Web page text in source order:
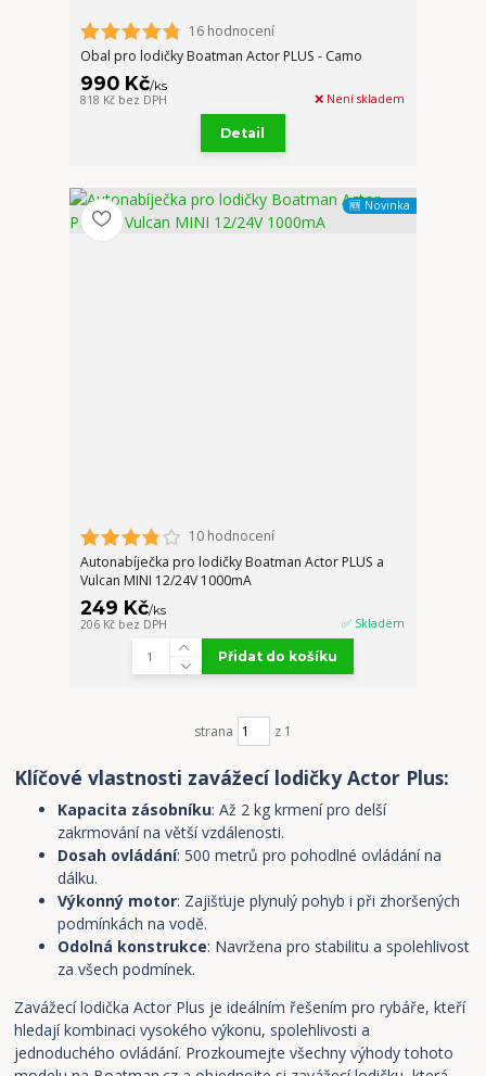
16 hodnocení
Obal pro lodičky Boatman Actor PLUS - Camo
990 Kč/ks
818 Kč bez DPH ❌ Není skladem
Detail
🆕 Novinka
10 hodnocení
Autonabíječka pro lodičky Boatman Actor PLUS a
Vulcan MINI 12/24V 1000mA
249 Kč/ks
206 Kč bez DPH ✅ Skladem
Přidat do košíku
strana z 1
Klíčové vlastnosti zavážecí lodičky Actor Plus:
Kapacita zásobníku: Až 2 kg krmení pro delší
zakrmování na větší vzdálenosti.
Dosah ovládání: 500 metrů pro pohodlné ovládání na
dálku.
Výkonný motor: Zajišťuje plynulý pohyb i při zhoršených
podmínkách na vodě.
Odolná konstrukce: Navržena pro stabilitu a spolehlivost
za všech podmínek.
Zavážecí lodička Actor Plus je ideálním řešením pro rybáře, kteří
hledají kombinaci vysokého výkonu, spolehlivosti a
jednoduchého ovládání. Prozkoumejte všechny výhody tohoto